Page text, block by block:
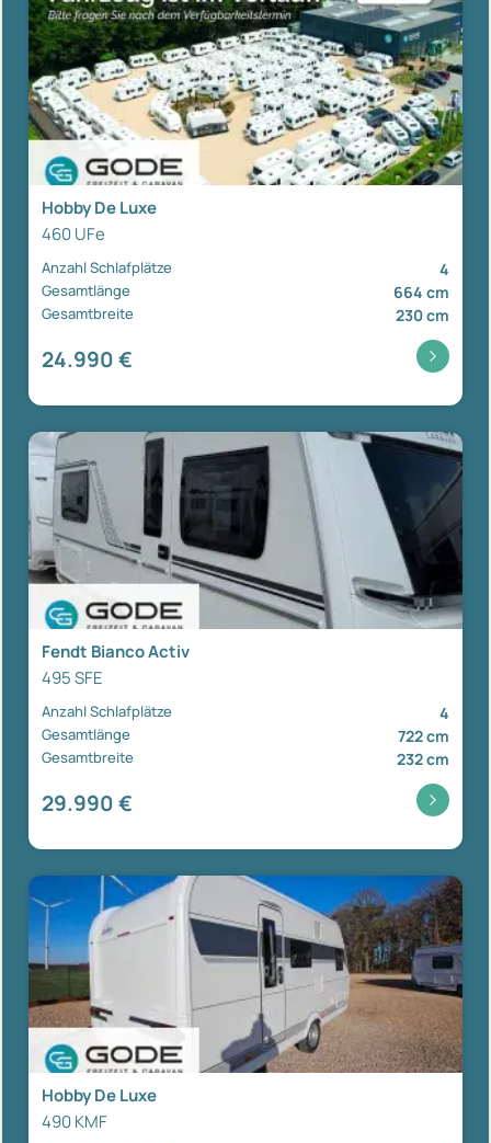
Hobby De Luxe
460 UFe
Anzahl Schlafplätze 4
Gesamtlänge 664 cm
Gesamtbreite 230 cm
24.990 €
Fendt Bianco Activ
495 SFE
Anzahl Schlafplätze 4
Gesamtlänge 722 cm
Gesamtbreite 232 cm
29.990 €
Hobby De Luxe
490 KMF